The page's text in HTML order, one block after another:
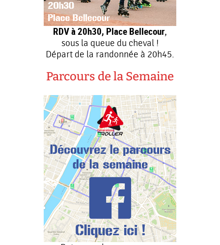
RDV à 20h30, Place Bellecour,
sous la queue du cheval !
Départ de la randonnée à 20h45.
Parcours de la Semaine